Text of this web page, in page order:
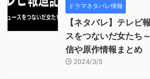
ドラマネタバレ情報
【ネタバレ】テレビ
スをつないだ女たち
信や原作情報まとめ
2024/3/5